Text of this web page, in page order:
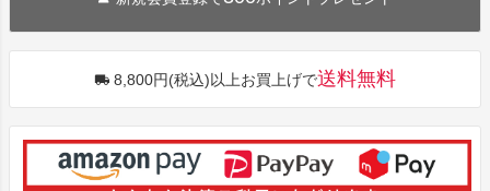
8,800円(税込)以上お買上げで送料無料